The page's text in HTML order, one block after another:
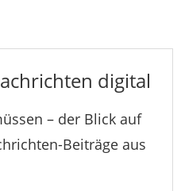
digital
– der Blick auf
Beiträge aus